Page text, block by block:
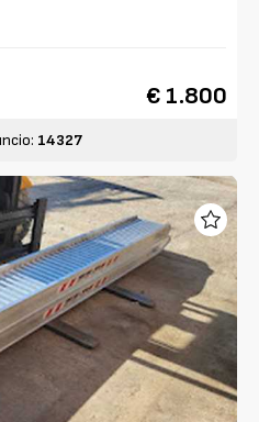
€ 1.800
14327